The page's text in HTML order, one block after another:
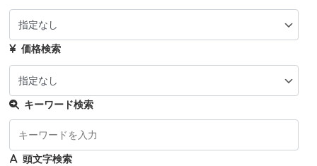
価格検索
キーワード検索
頭文字検索